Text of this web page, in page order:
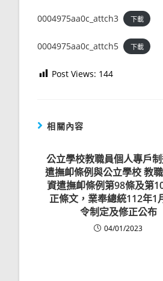
0004975aa0c_attch3 下載
0004975aa0c_attch5 下載
Post Views: 144
相關內容
公立學校教職員個人專戶
遣撫卹條例與公立學校 教
資遣撫卹條例第98條及第
正條文，業奉總統112年1
令制定及修正公布
04/01/2023